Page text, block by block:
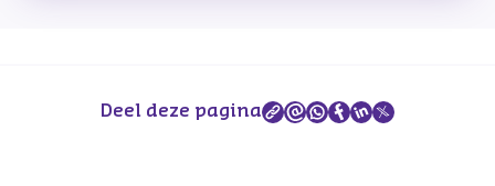
Deel deze pagina